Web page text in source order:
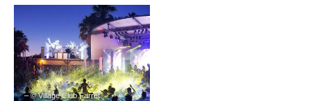
– © Village Club Farret